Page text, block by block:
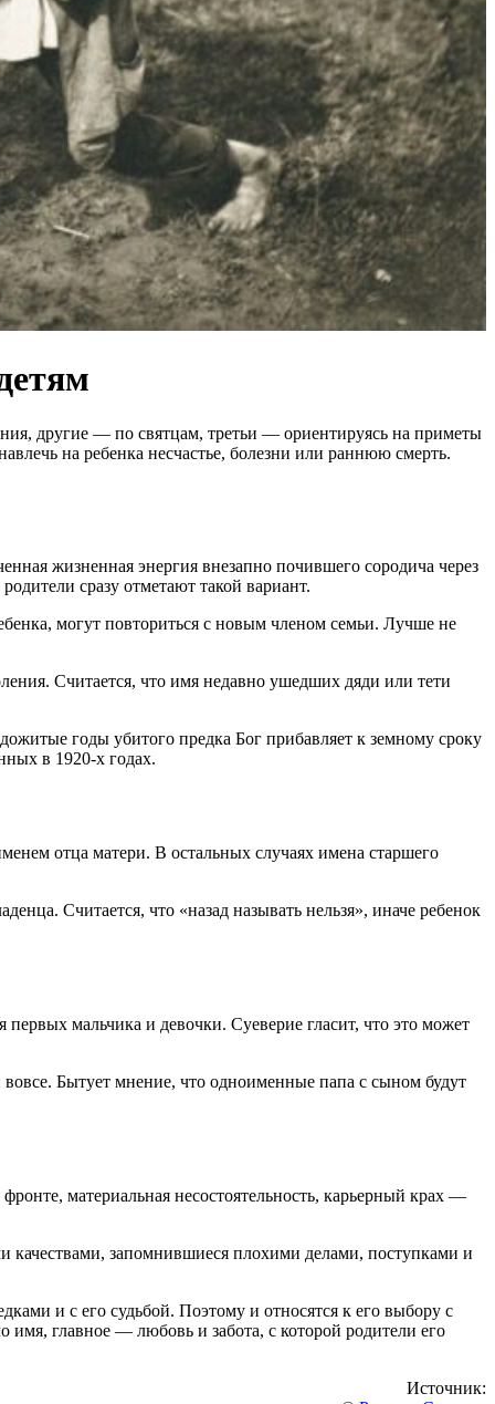
другие — по святцам, третьи — ориентируясь на приметы
на ребенка несчастье, болезни или раннюю смерть.
жизненная энергия внезапно почившего сородича через
сразу отметают такой вариант.
могут повториться с новым членом семьи. Лучше не
Считается, что имя недавно ушедших дяди или тети
годы убитого предка Бог прибавляет к земному сроку
в 1920-х годах.
отца матери. В остальных случаях имена старшего
Считается, что «назад называть нельзя», иначе ребенок
мальчика и девочки. Суеверие гласит, что это может
Бытует мнение, что одноименные папа с сыном будут
материальная несостоятельность, карьерный крах —
качествами, запомнившиеся плохими делами, поступками и
и с его судьбой. Поэтому и относятся к его выбору с
имя, главное — любовь и забота, с которой родители его
Источник: